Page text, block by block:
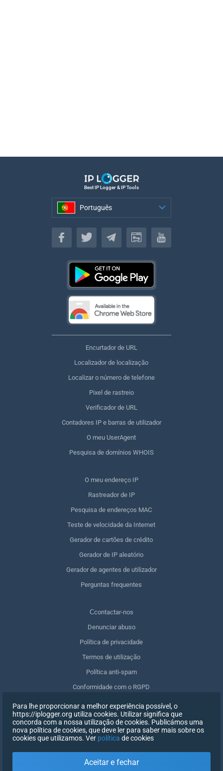
Best IP Logger & IP Tools
Português
Português
Encurtador de URL
Localizador de localização
Localizar o número de telefone
Pixel de rastreio
Verificador de URL
Contadores IP e barras de utilizador
O meu UserAgent
Pesquisa de domínios WHOIS
O meu endereço IP
Rastreador de IP
Pesquisa de endereços MAC
Teste de velocidade da Internet
Gerador de cartões de crédito
Gerador de IP aleatório
Gerador de agentes de utilizador
Perguntas frequentes
Сcontactar-nos
Denunciar abuso
Política de privacidade
Termos de utilização
Política anti-spam
Conformidade com o RGPD
Apagar os meus dados
Retirar o consentimento
Para lhe proporcionar a melhor experiência possível, o
https://iplogger.org utiliza cookies. Utilizar significa que
concorda com a nossa utilização de cookies. Publicámos uma
nova política de cookies, que deve ler para saber mais sobre os
cookies que utilizamos. Ver política de cookies
Aceitar e fechar